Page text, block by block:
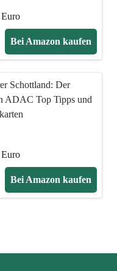
Bei Amazon kaufen
Schottland: Der
ADAC Top Tipps und
Bei Amazon kaufen